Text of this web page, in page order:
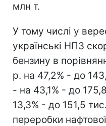
млн т.
У тому числі у
українські НПЗ
бензину в
р. на 47,2% - до
- на 43,1% - до
13,3% - до 151,5
переробки